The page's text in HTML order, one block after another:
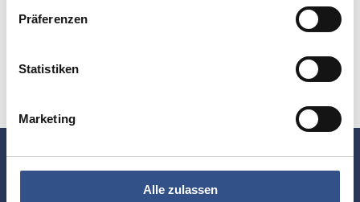
Präferenzen
Statistiken
Marketing
Alle zulassen
About us